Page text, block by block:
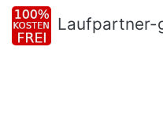
Laufpartner-